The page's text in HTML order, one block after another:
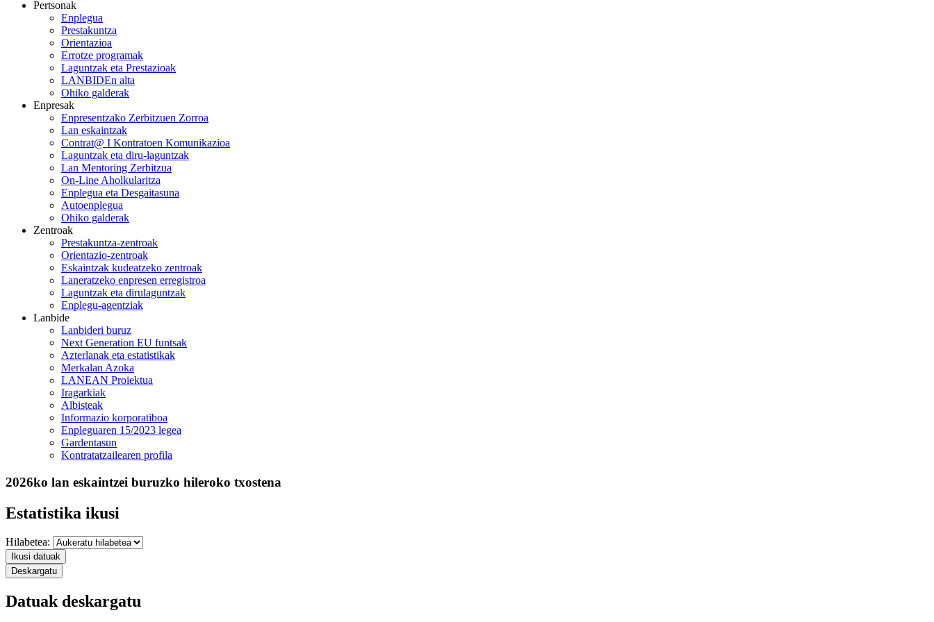
Pertsonak
Enplegua
Prestakuntza
Orientazioa
Errotze programak
Laguntzak eta Prestazioak
LANBIDEn alta
Ohiko galderak
Enpresak
Enpresentzako Zerbitzuen Zorroa
Lan eskaintzak
Contrat@ I Kontratoen Komunikazioa
Laguntzak eta diru-laguntzak
Lan Mentoring Zerbitzua
On-Line Aholkularitza
Enplegua eta Desgaitasuna
Autoenplegua
Ohiko galderak
Zentroak
Prestakuntza-zentroak
Orientazio-zentroak
Eskaintzak kudeatzeko zentroak
Laneratzeko enpresen erregistroa
Laguntzak eta dirulaguntzak
Enplegu-agentziak
Lanbide
Lanbideri buruz
Next Generation EU funtsak
Azterlanak eta estatistikak
Merkalan Azoka
LANEAN Proiektua
Iragarkiak
Albisteak
Informazio korporatiboa
Enpleguaren 15/2023 legea
Gardentasun
Kontratatzailearen profila
2026ko lan eskaintzei buruzko hileroko txostena
Estatistika ikusi
Hilabetea:
Ikusi datuak
Deskargatu
Datuak deskargatu